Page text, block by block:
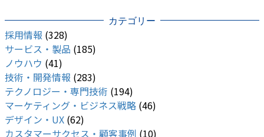
カテゴリー
採用情報 (328)
サービス・製品 (185)
ノウハウ (41)
技術・開発情報 (283)
テクノロジー・専門技術 (194)
マーケティング・ビジネス戦略 (46)
デザイン・UX (62)
カスタマーサクセス・顧客事例 (10)